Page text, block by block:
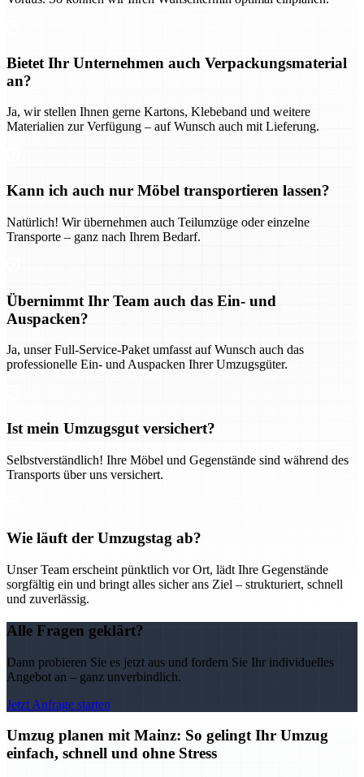
Bietet Ihr Unternehmen auch Verpackungsmaterial
an?
Ja, wir stellen Ihnen gerne Kartons, Klebeband und weitere
Materialien zur Verfügung – auf Wunsch auch mit Lieferung.
Kann ich auch nur Möbel transportieren lassen?
Natürlich! Wir übernehmen auch Teilumzüge oder einzelne
Transporte – ganz nach Ihrem Bedarf.
Übernimmt Ihr Team auch das Ein- und
Auspacken?
Ja, unser Full-Service-Paket umfasst auf Wunsch auch das
professionelle Ein- und Auspacken Ihrer Umzugsgüter.
Ist mein Umzugsgut versichert?
Selbstverständlich! Ihre Möbel und Gegenstände sind während des
Transports über uns versichert.
Wie läuft der Umzugstag ab?
Unser Team erscheint pünktlich vor Ort, lädt Ihre Gegenstände
sorgfältig ein und bringt alles sicher ans Ziel – strukturiert, schnell
und zuverlässig.
Alle Fragen geklärt?
Dann probieren Sie es jetzt aus und fordern Sie Ihr individuelles
Angebot an – ganz unverbindlich.
Jetzt Anfrage starten
Umzug planen mit Mainz: So gelingt Ihr Umzug
einfach, schnell und ohne Stress